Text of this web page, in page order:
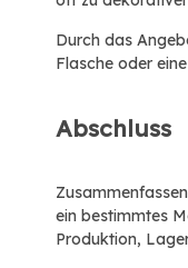
Durch das
Flasche oder
Abschluss
ein bestimmtes
Produktion,